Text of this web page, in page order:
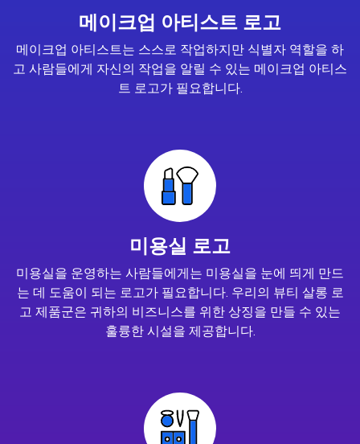
메이크업 아티스트 로고
메이크업 아티스트는 스스로 작업하지만 식별자 역할을 하
고 사람들에게 자신의 작업을 알릴 수 있는 메이크업 아티스
트 로고가 필요합니다.
미용실 로고
미용실을 운영하는 사람들에게는 미용실을 눈에 띄게 만드
는 데 도움이 되는 로고가 필요합니다. 우리의 뷰티 살롱 로
고 제품군은 귀하의 비즈니스를 위한 상징을 만들 수 있는
훌륭한 시설을 제공합니다.